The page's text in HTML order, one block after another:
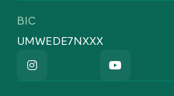
BIC
UMWEDE7NXXX